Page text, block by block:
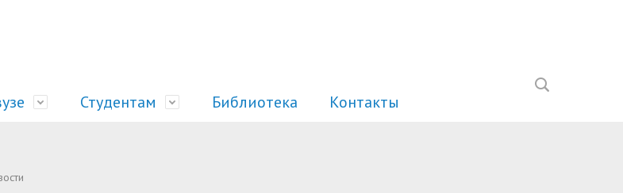
Студентам Библиотека Контакты